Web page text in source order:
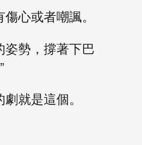
心或者嘲諷。
勢，撐著下巴
就是這個。